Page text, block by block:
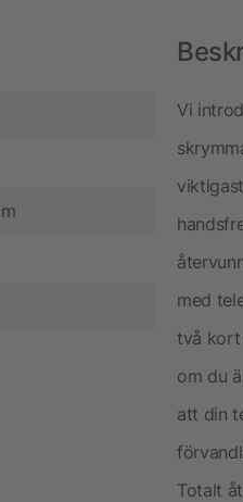
Vi
med
två kort
om du
att din
Totalt